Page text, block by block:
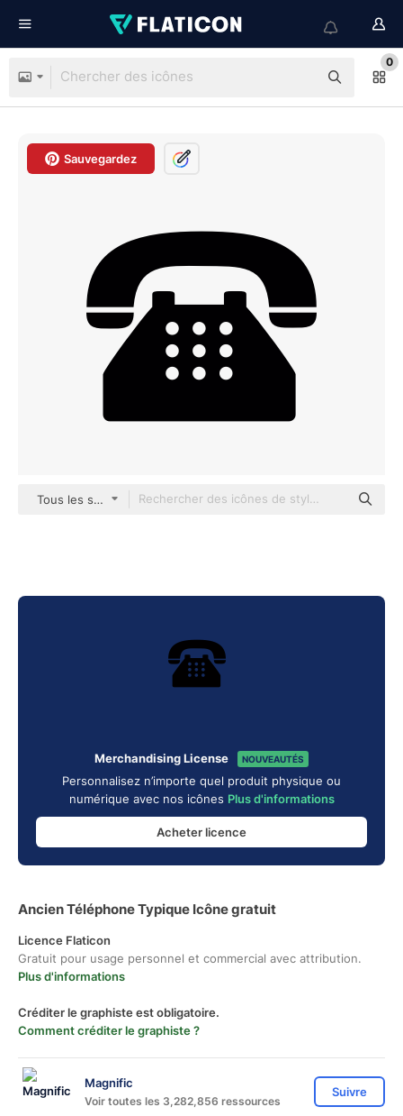
0
Sauvegardez
Tous les styles
Merchandising License NOUVEAUTÉS
Personnalisez n’importe quel produit physique ou
numérique avec nos icônes Plus d'informations
Acheter licence
Ancien Téléphone Typique Icône gratuit
Licence Flaticon
Gratuit pour usage personnel et commercial avec attribution.
Plus d'informations
Créditer le graphiste est obligatoire.
Comment créditer le graphiste ?
Magnific
Voir toutes les 3,282,856 ressources
Suivre